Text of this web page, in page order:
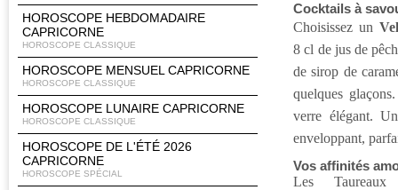
HOROSCOPE HEBDOMADAIRE
CAPRICORNE
HOROSCOPE CLASSIQUE
HOROSCOPE MENSUEL CAPRICORNE
HOROSCOPE CLASSIQUE
HOROSCOPE LUNAIRE CAPRICORNE
HOROSCOPE CLASSIQUE
HOROSCOPE DE L'ÉTÉ 2026
CAPRICORNE
HOROSCOPE SPÉCIAL
Cocktails à
Choisissez un
8 cl de jus de
de sirop de
quelques
verre élégant.
enveloppant,
Vos affinités
Les Taureaux